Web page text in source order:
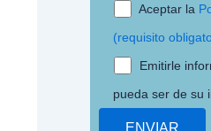
Aceptar la
(requisito
Emitirle
pueda ser de su